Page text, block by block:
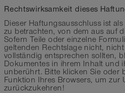
Rechtswirksamkeit dieses
Dieser Haftungsausschluss ist
zu betrachten, von dem aus auf
Sofern Teile oder einzelne
geltenden Rechtslage nicht,
vollständig entsprechen sollten,
Dokumentes in ihrem Inhalt und
unberührt. Bitte klicken Sie oder
Funktion Ihres Browsers, um zur
zurückzukehren!